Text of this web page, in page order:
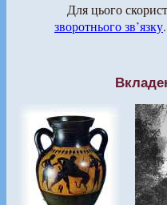
Для цього
зворотнього зв’язку.